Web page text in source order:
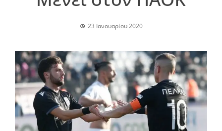
23 Ιανουαρίου 2020